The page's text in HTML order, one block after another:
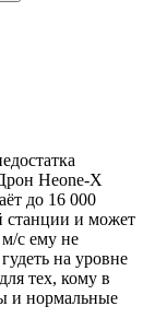
Heone-X
до 16 000
станции и может
м/с ему не
на уровне
тех, кому в
и нормальные